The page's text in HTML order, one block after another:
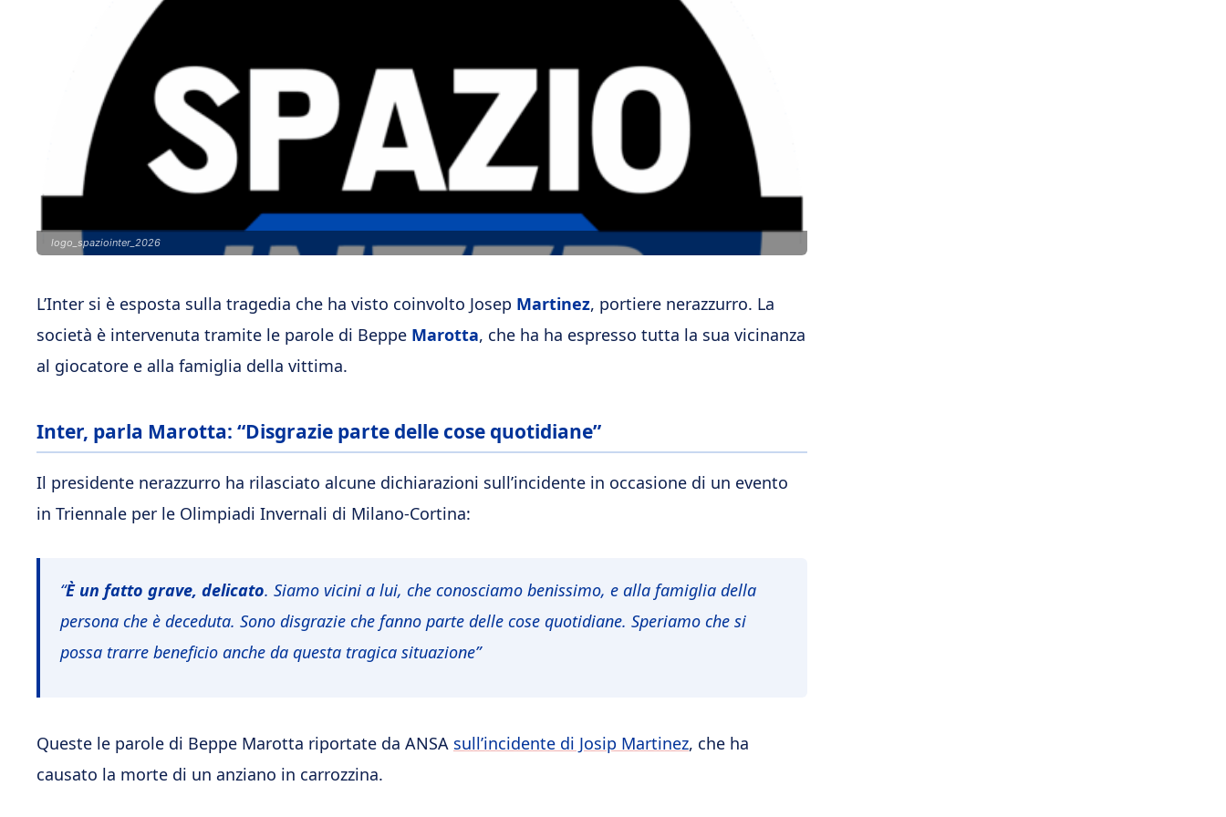
logo_spaziointer_2026
L’Inter si è esposta sulla tragedia che ha visto coinvolto Josep Martinez, portiere nerazzurro. La
società è intervenuta tramite le parole di Beppe Marotta, che ha ha espresso tutta la sua vicinanza
al giocatore e alla famiglia della vittima.
Inter, parla Marotta: “Disgrazie parte delle cose quotidiane”
Il presidente nerazzurro ha rilasciato alcune dichiarazioni sull’incidente in occasione di un evento
in Triennale per le Olimpiadi Invernali di Milano-Cortina:
“È un fatto grave, delicato. Siamo vicini a lui, che conosciamo benissimo, e alla famiglia della
persona che è deceduta. Sono disgrazie che fanno parte delle cose quotidiane. Speriamo che si
possa trarre beneficio anche da questa tragica situazione”
Queste le parole di Beppe Marotta riportate da ANSA sull’incidente di Josip Martinez, che ha
causato la morte di un anziano in carrozzina.